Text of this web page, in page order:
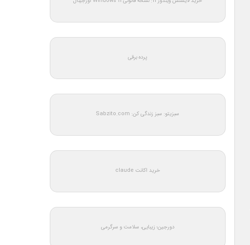
پرده برقی
سبزیتو: سبز زندگی کن: Sabzito.com
خرید اکانت claude
دورجین؛ زیبایی، سلامت و سرگرمی